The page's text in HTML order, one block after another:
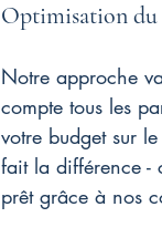
Optimisation
Notre approche
compte tous les
votre budget sur
fait la différence -
prêt grâce à nos